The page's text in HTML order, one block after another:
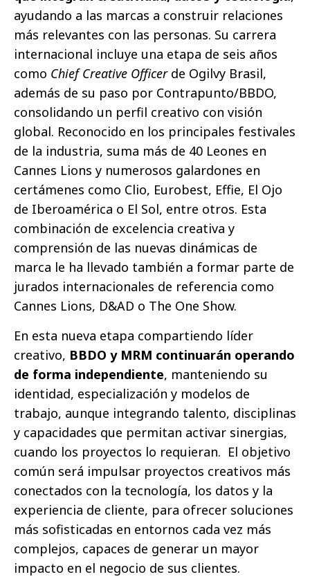
ayudando a las marcas a construir relaciones
más relevantes con las personas. Su carrera
internacional incluye una etapa de seis años
como Chief Creative Officerde Ogilvy Brasil,
además de su paso por Contrapunto/BBDO,
consolidando un perfil creativo con visión
global. Reconocido en los principales festivales
de la industria, suma más de 40 Leones en
Cannes Lions y numerosos galardones en
certámenes como Clio, Eurobest, Effie, El Ojo
de Iberoamérica o El Sol, entre otros. Esta
combinación de excelencia creativa y
comprensión de las nuevas dinámicas de
marca le ha llevado también a formar parte de
jurados internacionales de referencia como
Cannes Lions, D&AD o The One Show.
En esta nueva etapa compartiendo líder
creativo, BBDO y MRM continuarán operando
de forma independiente, manteniendo su
identidad, especialización y modelos de
trabajo, aunque integrando talento, disciplinas
y capacidades que permitan activar sinergias,
cuando los proyectos lo requieran. El objetivo
común será impulsar proyectos creativos más
conectados con la tecnología, los datos y la
experiencia de cliente, para ofrecer soluciones
más sofisticadas en entornos cada vez más
complejos, capaces de generar un mayor
impacto en el negocio de sus clientes.